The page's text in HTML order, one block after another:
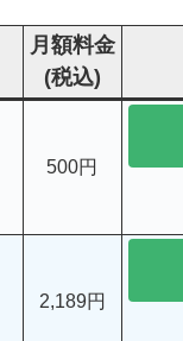
月額料金
(税込)
500円
2,189円